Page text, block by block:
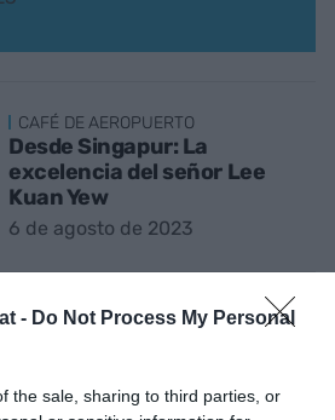
- Do Not Process My Personal
the sale, sharing to third parties, or
CAFÉ DE AEROPUERTO
Desde Singapur: La
excelencia del señor Lee
Kuan Yew
6 de agosto de 2023
EL ANÁLISIS
La importancia de ser
3 de agosto de 2023